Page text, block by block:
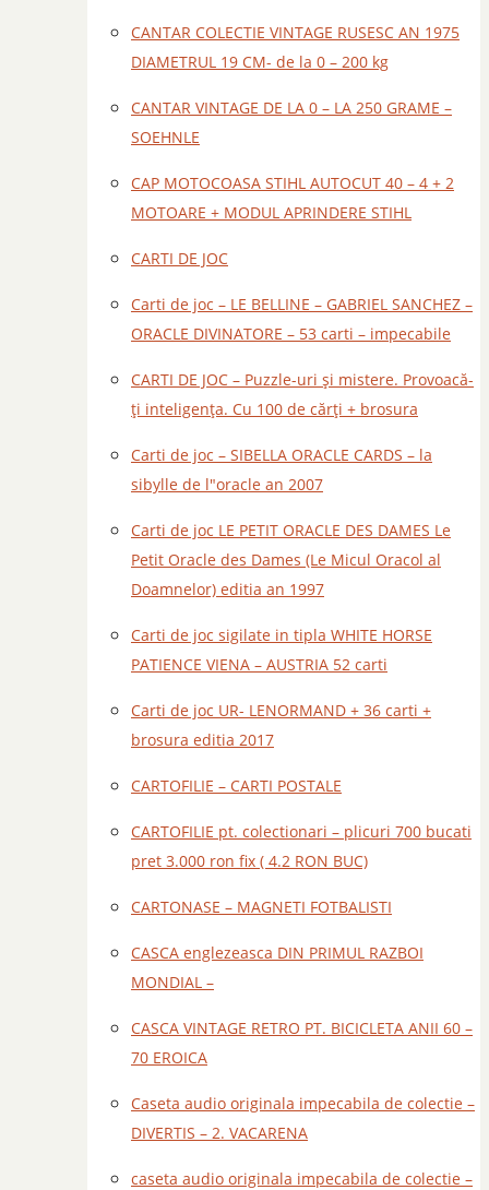
CANTAR COLECTIE VINTAGE RUSESC AN 1975
DIAMETRUL 19 CM- de la 0 – 200 kg
CANTAR VINTAGE DE LA 0 – LA 250 GRAME –
SOEHNLE
CAP MOTOCOASA STIHL AUTOCUT 40 – 4 + 2
MOTOARE + MODUL APRINDERE STIHL
CARTI DE JOC
Carti de joc – LE BELLINE – GABRIEL SANCHEZ –
ORACLE DIVINATORE – 53 carti – impecabile
CARTI DE JOC – Puzzle-uri și mistere. Provoacă-
ți inteligența. Cu 100 de cărți + brosura
Carti de joc – SIBELLA ORACLE CARDS – la
sibylle de l"oracle an 2007
Carti de joc LE PETIT ORACLE DES DAMES Le
Petit Oracle des Dames (Le Micul Oracol al
Doamnelor) editia an 1997
Carti de joc sigilate in tipla WHITE HORSE
PATIENCE VIENA – AUSTRIA 52 carti
Carti de joc UR- LENORMAND + 36 carti +
brosura editia 2017
CARTOFILIE – CARTI POSTALE
CARTOFILIE pt. colectionari – plicuri 700 bucati
pret 3.000 ron fix ( 4.2 RON BUC)
CARTONASE – MAGNETI FOTBALISTI
CASCA englezeasca DIN PRIMUL RAZBOI
MONDIAL –
CASCA VINTAGE RETRO PT. BICICLETA ANII 60 –
70 EROICA
Caseta audio originala impecabila de colectie –
DIVERTIS – 2. VACARENA
caseta audio originala impecabila de colectie –